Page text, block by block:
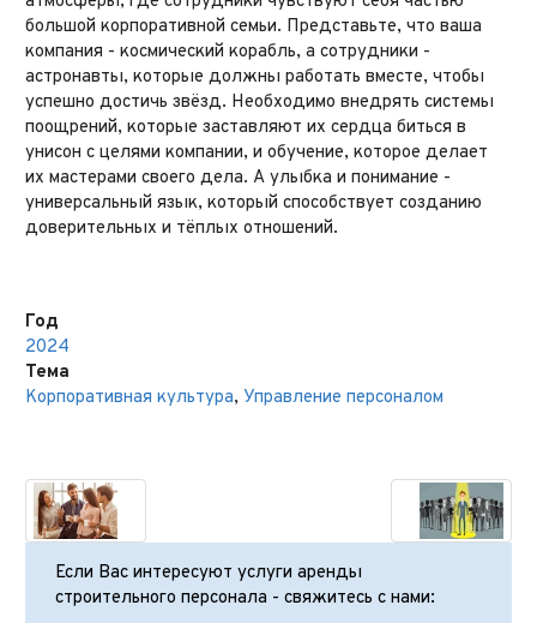
большой корпоративной семьи. Представьте, что ваша
компания - космический корабль, а сотрудники -
астронавты, которые должны работать вместе, чтобы
успешно достичь звёзд. Необходимо внедрять системы
поощрений, которые заставляют их сердца биться в
унисон с целями компании, и обучение, которое делает
их мастерами своего дела. А улыбка и понимание -
универсальный язык, который способствует созданию
доверительных и тёплых отношений.
Год
2024
Тема
Корпоративная культура,Управление персоналом
Если Вас интересуют услуги аренды
строительного персонала - свяжитесь с нами: